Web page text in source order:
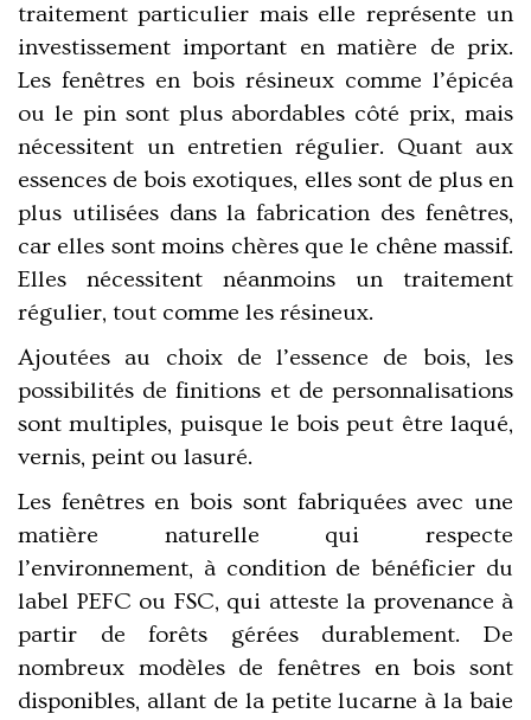
traitement particulier mais elle représente un
investissement important en matière de prix.
Les fenêtres en bois résineux comme l’épicéa
ou le pin sont plus abordables côté prix, mais
nécessitent un entretien régulier. Quant aux
essences de bois exotiques, elles sont de plus en
plus utilisées dans la fabrication des fenêtres,
car elles sont moins chères que le chêne massif.
Elles nécessitent néanmoins un traitement
régulier, tout comme les résineux.
Ajoutées au choix de l’essence de bois, les
possibilités de finitions et de personnalisations
sont multiples, puisque le bois peut être laqué,
vernis, peint ou lasuré.
Les fenêtres en bois sont fabriquées avec une
matière naturelle qui respecte
l’environnement, à condition de bénéficier du
label PEFC ou FSC, qui atteste la provenance à
partir de forêts gérées durablement. De
nombreux modèles de fenêtres en bois sont
disponibles, allant de la petite lucarne à la baie